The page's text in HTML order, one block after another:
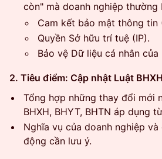
còn" mà doanh nghiệp thường
Cam kết bảo mật thông tin
Quyền Sở hữu trí tuệ (IP).
Bảo vệ Dữ liệu cá nhân
2. Tiêu điểm: Cập nhật Luật
Tổng hợp những thay đổi mới
BHXH, BHYT, BHTN áp dụng
Nghĩa vụ của doanh nghiệp
động cần lưu ý.